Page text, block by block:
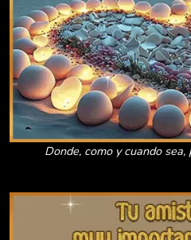
Donde, como y cuando